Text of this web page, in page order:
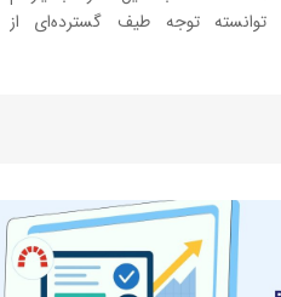
توانسته توجه طیف گسترده‌ای از